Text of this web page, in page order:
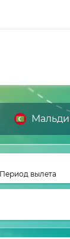
Период вылета